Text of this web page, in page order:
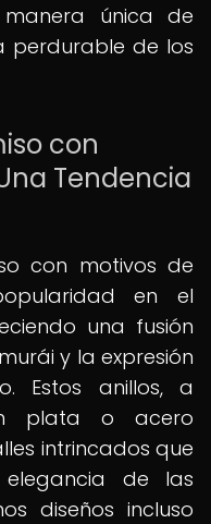
única de
perdurable de los
con
Tendencia
con motivos de
en el
una fusión
y la expresión
Estos anillos, a
plata o acero
intrincados que
de las
diseños incluso